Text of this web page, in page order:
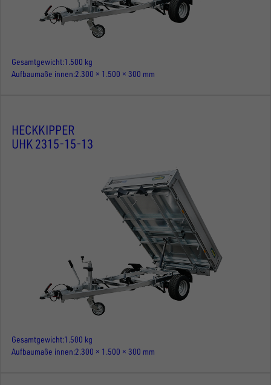
Gesamtgewicht 1.500 kg
Aufbaumaße innen 2.300 × 1.500 × 300 mm
HECKKIPPER
UHK 2315-15-13
Gesamtgewicht 1.500 kg
Aufbaumaße innen 2.300 × 1.500 × 300 mm